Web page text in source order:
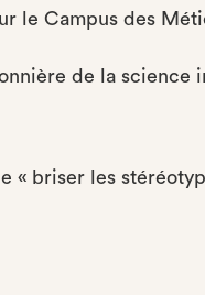
le Campus des
de la science
briser les